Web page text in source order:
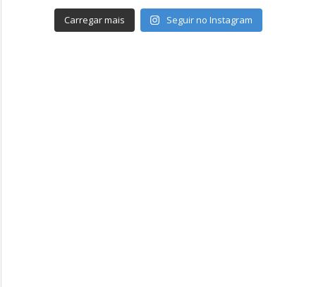
Carregar mais Seguir no Instagram